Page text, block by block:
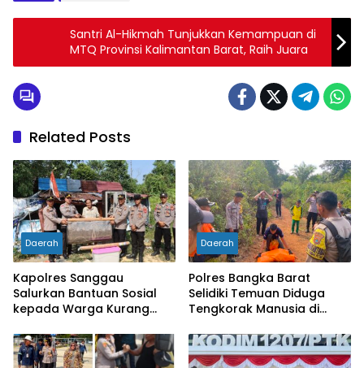
Santri Al-Hikmah Tunjukkan Kemampuan di
MTQ Provinsi Kalimantan Barat, Raih Juara
Related Posts
Daerah
Kapolres Sanggau
Salurkan Bantuan Sosial
kepada Warga Kurang
Wujud Nyata Kepedulian
Polri Hadir untuk
Daerah
Polres Bangka Barat
Selidiki Temuan Diduga
Tengkorak Manusia di
Berspekulasi